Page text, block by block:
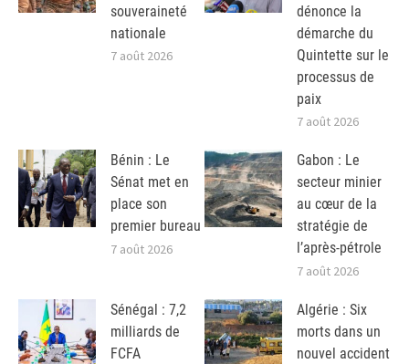
souveraineté
nationale
7 août 2026
dénonce la
démarche du
Quintette sur le
processus de
paix
7 août 2026
Bénin : Le
Sénat met en
place son
premier bureau
7 août 2026
Gabon : Le
secteur minier
au cœur de la
stratégie de
l’après-pétrole
7 août 2026
Sénégal : 7,2
milliards de
FCFA
Algérie : Six
morts dans un
nouvel accident